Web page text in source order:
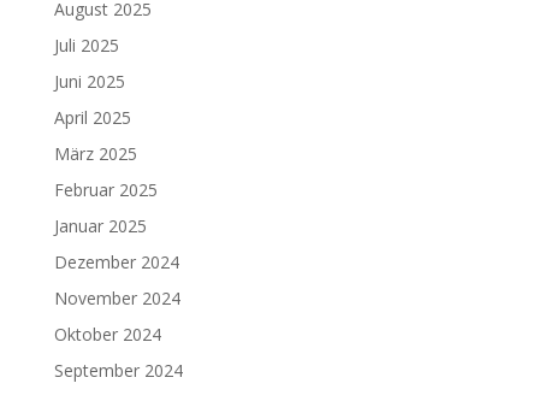
August 2025
Juli 2025
Juni 2025
April 2025
März 2025
Februar 2025
Januar 2025
Dezember 2024
November 2024
Oktober 2024
September 2024